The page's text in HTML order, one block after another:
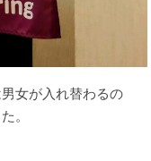
女が入れ替わるの
。